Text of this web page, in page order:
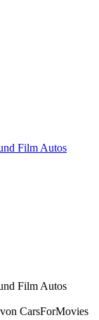
der
–
und
CarsForMovies